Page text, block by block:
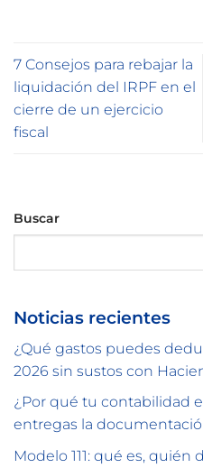
7 Consejos para rebajar la
liquidación del IRPF en el
cierre de un ejercicio
fiscal
Buscar
Noticias recientes
¿Qué gastos puedes
2026 sin sustos con
¿Por qué tu contabilidad
entregas la
Modelo 111: qué es,